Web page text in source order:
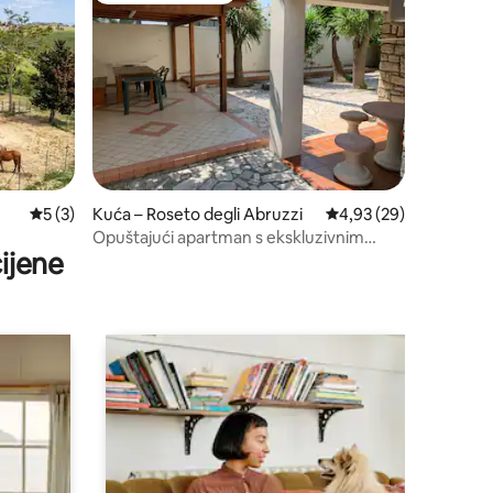
Prosječna ocjena: 5/5, recenzija: 3
5 (3)
Kuća – Roseto degli Abruzzi Prosječna ocjena:
4,93 (29)
Opuštajući apartman s ekskluzivnim